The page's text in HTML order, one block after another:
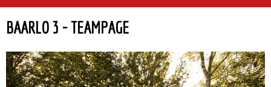
BAARLO 3 - TEAMPAGE